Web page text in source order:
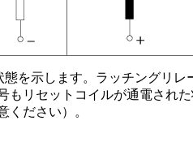
を示します。ラッチングリ
もリセットコイルが通電され
ください）。